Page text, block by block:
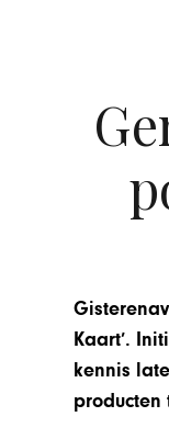
Kaart’.
kennis
producten